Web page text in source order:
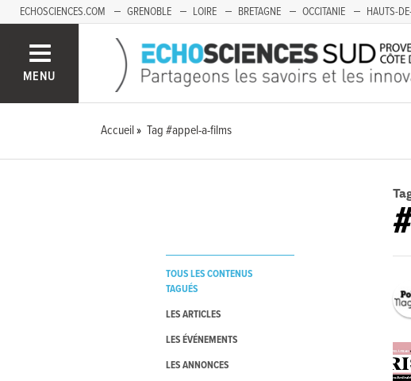
ECHOSCIENCES.COM GRENOBLE LOIRE BRETAGNE OCCITANIE HAUTS-
MENU
Accueil Tag #appel-a-films
TOUS LES CONTENUS
TAGUÉS
LES ARTICLES
LES ÉVÉNEMENTS
LES ANNONCES